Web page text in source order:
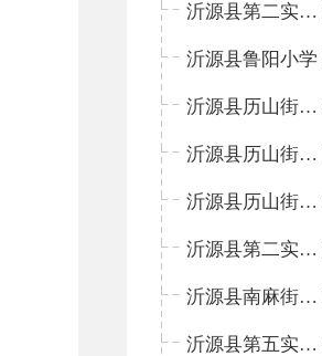
沂源县第二实验小学
沂源县鲁阳小学
沂源县历山街道办事处振兴路小学
沂源县历山街道办事处荆山路小学
沂源县历山街道办事处鲁山路小学
沂源县第二实验中学
沂源县南麻街道办事处中心小学
沂源县第五实验小学